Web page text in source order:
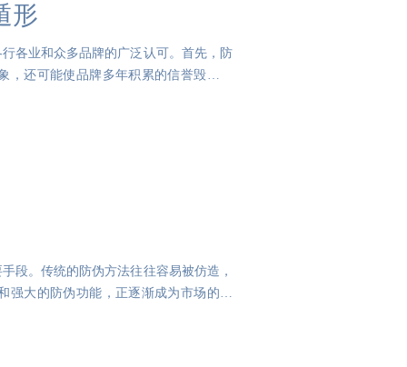
形
各业和众多品牌的广泛认可。首先，防
还可能使品牌多年积累的信誉毁于一
段。传统的防伪方法往往容易被仿造，
强大的防伪功能，正逐渐成为市场的宠